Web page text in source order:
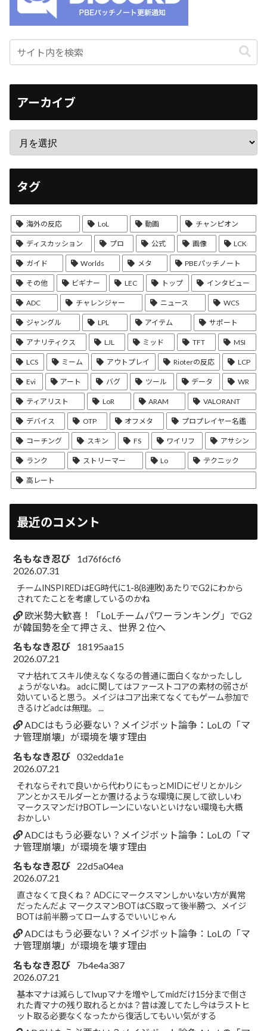
アーカイブ
タグ
海外の反応 LoL 動画 チャンピオン
ディスカッション プロ 公式 画像 LCK
ガイド Worlds メタ PBEパッチノート
その他 ビギナー LEC トップ インタビュー
ADC チャレンジャー ニュース WCS
ジャングル LPL アイテム サポート
アナリティクス LJL ミッド TFT MSI
LCS ミーム アウトプレイ Rioterの反応 LCP
Evi アート バグ ツール データ WR
ティアリスト LoR ARAM VALORANT
デバイス OTP オフメタ プロプレイヤー名鑑
コーチング スキン FS ワイリフ アサシン
ランク ストリーマー Lo テクニック
高レート
最近のコメント
名もなき忍び
1d76f6cf6
2026.07.31
チームINSPIREDはEG時代に1-8(8連敗)あたりでG2にわから
されてたことを考慮しているのかね
欧米勢大歓喜！「LoLチームパワーランキング」でG2
が韓国勢を全て押さえ、世界２位へ
名もなき忍び
18195aa15
2026.07.21
マナ枯れてスキル使えなくなるの普通に面白くなかったしし
ょうがないね。 adcに関してはファーストコアの素材の弱さが
効いていると思う。メイジはコア出来てなくてもゲーム参加で
きるけどadcは無理。 ...
ADCはもう必要ない？メイジボット論争：LoLの「マ
ナ管理崩壊」が環境を壊す理由
名もなき忍び 032edda1e
2026.07.21
それならそれで良いから代わりにもっとMIDにゼリとかルシ
アンとかスモルダーとか置けるような環境に戻して欲しいわ
マークスマンだけBOTレーンにいないといけない環境も大概
おかしい
ADCはもう必要ない？メイジボット論争：LoLの「マ
ナ管理崩壊」が環境を壊す理由
名もなき忍び
22d5a04ea
2026.07.21
直さなくて良くね？ ADCにマークスマンしかいない方が異常
だったんだよ マークスマンBOTはCS取って後半勝つ、メイジ
BOTは前半勝ってロームするでいいじゃん
ADCはもう必要ない？メイジボット論争：LoLの「マ
ナ管理崩壊」が環境を壊す理由
名もなき忍び
7b4e4a387
2026.07.21
基本マナは減らしてlvupマナを増やしてmidだけ15分まで倒さ
れた青マナの残り取れるとかは？昔は渡してたし今はラストヒ
ット取る必要なくなったから復活してもいい気がする